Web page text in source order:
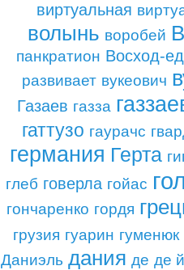
виртуальная
волынь воробей
панкратион Восход-
развивает вукеович
Газаев газза
гаттузо гаурачс
германия Герта
глеб говерла гойас
гончаренко гордя
грузия гуарин гуменюк
Даниэль дания де де